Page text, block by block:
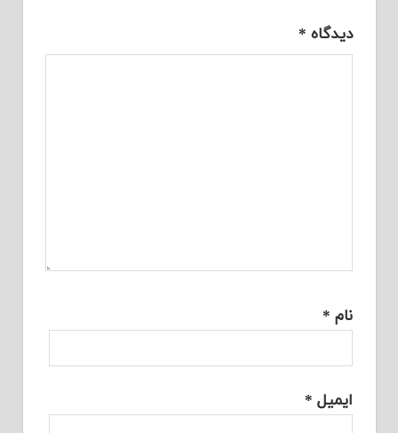
دیدگاه *
نام *
ایمیل *